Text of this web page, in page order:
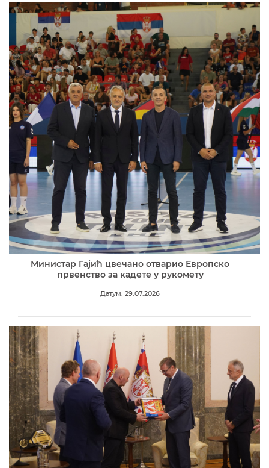
Министар Гајић цвечано отварио Европско
првенство за кадете у рукомету
Датум: 29.07.2026